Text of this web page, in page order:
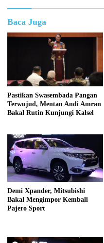
Baca Juga
Pastikan Swasembada Pangan
Terwujud, Mentan Andi Amran
Bakal Rutin Kunjungi Kalsel
Demi Xpander, Mitsubishi
Bakal Mengimpor Kembali
Pajero Sport